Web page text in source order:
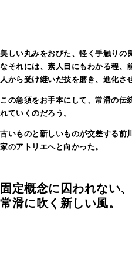
美しい丸みをおびた、軽く手触りの
なそれには、素人目にもわかる程、
人から受け継いだ技を磨き、進化さ
この急須をお手本にして、常滑の伝
れていくのだろう。
古いものと新しいものが交差する前
家のアトリエへと向かった。
固定概念に囚われない、
常滑に吹く新しい風。